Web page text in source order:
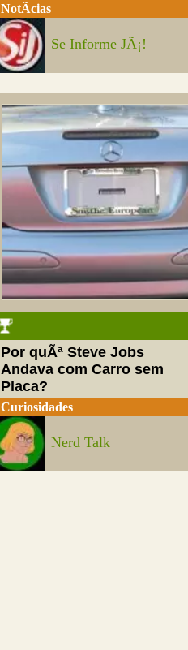
NotÃ­cias
Se Informe JÃ¡!
Por quÃª Steve Jobs
Andava com Carro sem
Placa?
Curiosidades
Nerd Talk